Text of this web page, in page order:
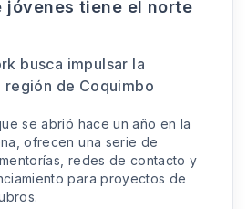
jóvenes tiene el norte
busca impulsar la
región de Coquimbo
se abrió hace un año en la
ofrecen una serie de
redes de contacto y
para proyectos de